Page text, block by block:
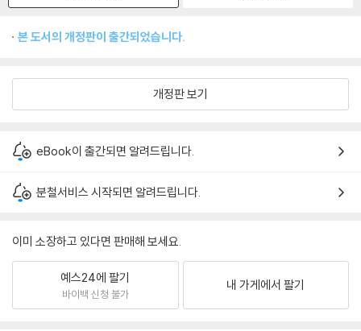
본 도서의 개정판이 출간되었습니다.
개정판 보기
eBook이 출간되면 알려드립니다.
분철서비스 시작되면 알려드립니다.
이미 소장하고 있다면 판매해 보세요.
예스24에 팔기
바이백 신청 불가
내 가게에서 팔기